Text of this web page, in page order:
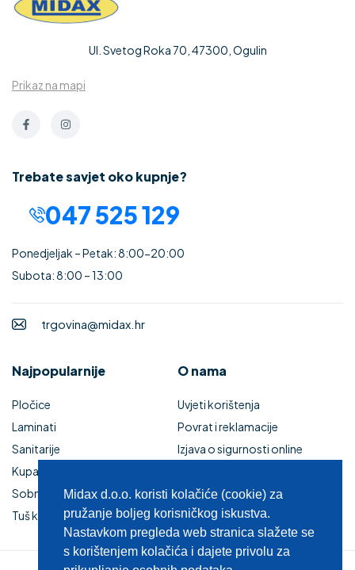
Ul. Svetog Roka 70, 47300, Ogulin
Prikaz na mapi
Trebate savjet oko kupnje?
047 525 129
Ponedjeljak – Petak: 8:00-20:00
Subota: 8:00 – 13:00
trgovina@midax.hr
Najpopularnije
Pločice
Laminati
Sanitarije
Kupaonski namještaj
Sobna vrata
Tuš kabine i kade
O nama
Uvjeti korištenja
Povrat i reklamacije
Izjava o sigurnosti online
Kupaonski namještaj
Zaštita privatnosti
Midax d.o.o. koristi kolačiće (cookie) za
pružanje boljeg korisničkog iskustva.
Nastavkom pregleda web stranica slažete se
s korištenjem kolačića i dajete privolu za